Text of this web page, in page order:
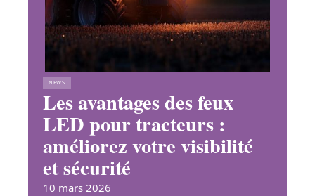
NEWS
Les avantages des feux
LED pour tracteurs :
améliorez votre visibilité
et sécurité
10 mars 2026